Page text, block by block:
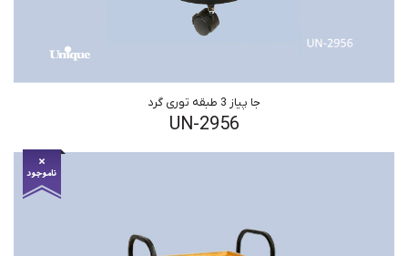
جا پیاز 3 طبقه توری گرد
UN-2956